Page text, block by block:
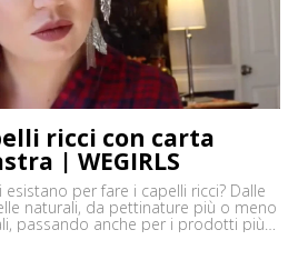
ricci con carta
| WEGIRLS
per fare i capelli ricci? Dalle
naturali, da pettinature più o meno
passando anche per i prodotti più
è uno must, ancor di più in estate,
selvagge. Ci sono tanti modi […]